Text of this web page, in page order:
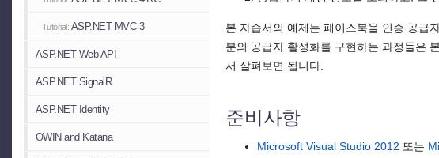
Tutorial: ASP.NET MVC 3
ASP.NET Web API
ASP.NET SignalR
ASP.NET Identity
OWIN and Katana
본 자습서의 예제는 페이스북을 인증 공급
분의 공급자 활성화를 구현하는 과정들은
서 살펴보면 됩니다.
준비사항
Microsoft Visual Studio 2012 또는